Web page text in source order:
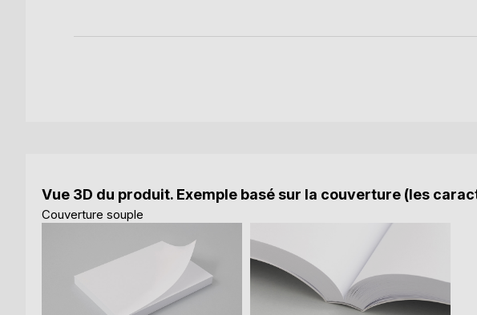
Vue 3D du produit. Exemple basé sur la couverture (les
Couverture souple